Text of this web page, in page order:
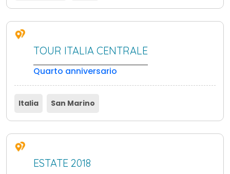
TOUR ITALIA CENTRALE
Quarto anniversario
Italia San Marino
ESTATE 2018